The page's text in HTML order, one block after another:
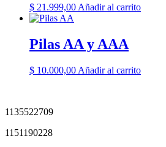
$ 21.999,00 Añadir al carrito
Pilas AA y AAA
$ 10.000,00 Añadir al carrito
1135522709
1151190228